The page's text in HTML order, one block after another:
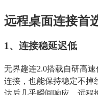
远程桌面连接首
1、连接稳延迟低
无界趣连2.0搭载自研高
连接，也能保持稳定不掉
达后几乎瞬间响应。远程